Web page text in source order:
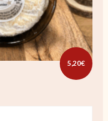
5,20€